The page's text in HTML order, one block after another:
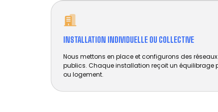
INSTALLATION INDIVIDUELLE OU COLLECTIVE
Nous mettons en place et configurons des
publics. Chaque installation reçoit un équilibrage
ou logement.